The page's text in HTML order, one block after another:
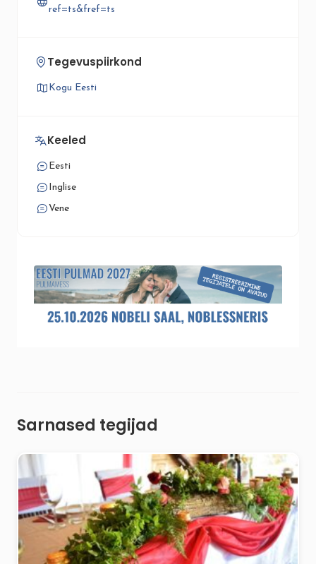
ref=ts&fref=ts
Tegevuspiirkond
Kogu Eesti
Keeled
Eesti
Inglise
Vene
Sarnased tegijad